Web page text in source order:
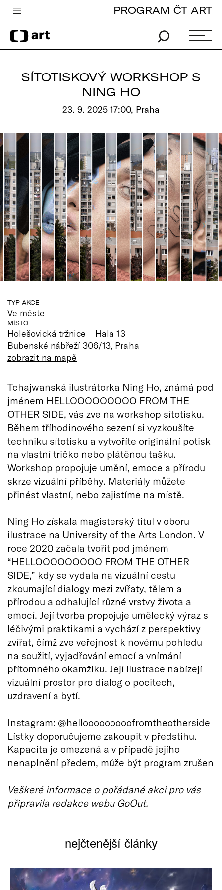
Česká televize
Zpravodajství
Vše o ČT
PROGRAM ČT ART
SÍTOTISKOVÝ WORKSHOP S
NING HO
23. 9. 2025 17:00, Praha
TYP AKCE
Ve měste
MÍSTO
Holešovická tržnice – Hala 13
Bubenské nábřeží 306/13, Praha
zobrazit na mapě
Tchajwanská ilustrátorka Ning Ho, známá pod
jménem HELLOOOOOOOOO FROM THE
OTHER SIDE, vás zve na workshop sítotisku.
Během tříhodinového sezení si vyzkoušíte
techniku sítotisku a vytvoříte originální potisk
na vlastní tričko nebo plátěnou tašku.
Workshop propojuje umění, emoce a přírodu
skrze vizuální příběhy. Materiály můžete
přinést vlastní, nebo zajistíme na místě.
Ning Ho získala magisterský titul v oboru
ilustrace na University of the Arts London. V
roce 2020 začala tvořit pod jménem
“HELLOOOOOOOOO FROM THE OTHER
SIDE,” kdy se vydala na vizuální cestu
zkoumající dialogy mezi zvířaty, tělem a
přírodou a odhalující různé vrstvy života a
emocí. Její tvorba propojuje umělecký výraz s
léčivými praktikami a vychází z perspektivy
zvířat, čímž zve veřejnost k novému pohledu
na soužití, vyjadřování emocí a vnímání
přítomného okamžiku. Její ilustrace nabízejí
vizuální prostor pro dialog o pocitech,
uzdravení a bytí.
Instagram: @hellooooooooofromtheotherside
Lístky doporučujeme zakoupit v předstihu.
Kapacita je omezená a v případě jejího
nenaplnění předem, může být program zrušen
Veškeré informace o pořádané akci pro vás
připravila redakce webu GoOut.
nejčtenější články